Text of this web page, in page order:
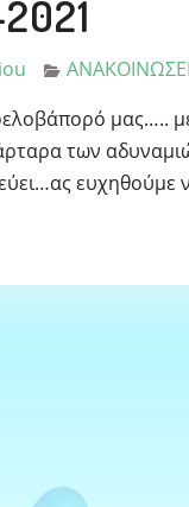
μας…..
των
ευχηθούμε